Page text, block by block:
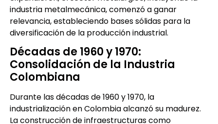
industria metalmecánica, comenzó a ganar
relevancia, estableciendo bases sólidas para la
diversificación de la producción industrial.
Décadas de 1960 y 1970:
Consolidación de la Industria
Colombiana
Durante las décadas de 1960 y 1970, la
industrialización en Colombia alcanzó su madurez.
La construcción de infraestructuras como